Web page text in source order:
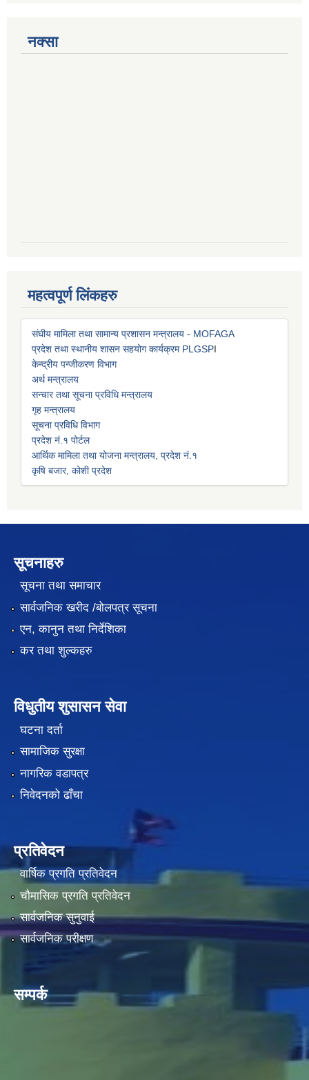
नक्सा
महत्वपूर्ण लिंकहरु
संघीय मामिला तथा सामान्य प्रशासन मन्त्रालय - MOFAGA
प्रदेश तथा स्थानीय शासन सहयोग कार्यक्रम PLGSPI
केन्द्रीय पन्जीकरण विभाग
अर्थ मन्त्रालय
सन्चार तथा सूचना प्रविधि मन्त्रालय
गृह मन्त्रालय
सूचना प्रविधि विभाग
प्रदेश नं.१ पोर्टल
आर्थिक मामिला तथा योजना मन्त्रालय, प्रदेश नं.१
कृषि बजार, कोशी प्रदेश
सूचनाहरु
सूचना तथा समाचार
सार्वजनिक खरीद /बोलपत्र सूचना
एन, कानुन तथा निर्देशिका
कर तथा शुल्कहरु
विधुतीय शुसासन सेवा
घटना दर्ता
सामाजिक सुरक्षा
नागरिक वडापत्र
निवेदनको ढाँचा
प्रतिवेदन
वार्षिक प्रगति प्रतिवेदन
चौमासिक प्रगति प्रतिवेदन
सार्वजनिक सुनुवाई
सार्वजनिक परीक्षण
सम्पर्क